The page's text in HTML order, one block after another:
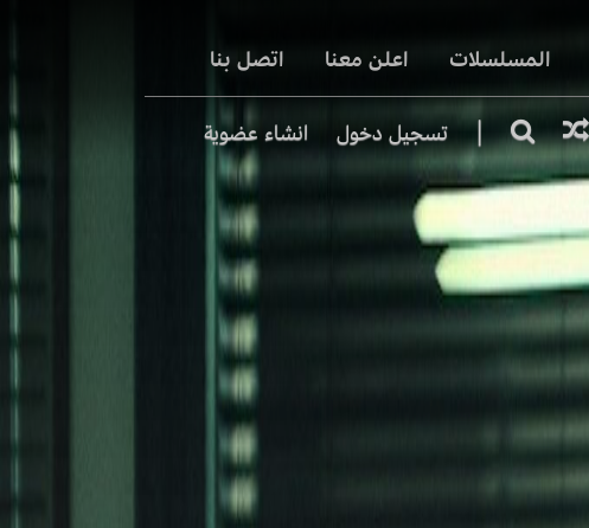
المسلسلات اعلن معنا اتصل بنا
| تسجيل دخول انشاء عضوية